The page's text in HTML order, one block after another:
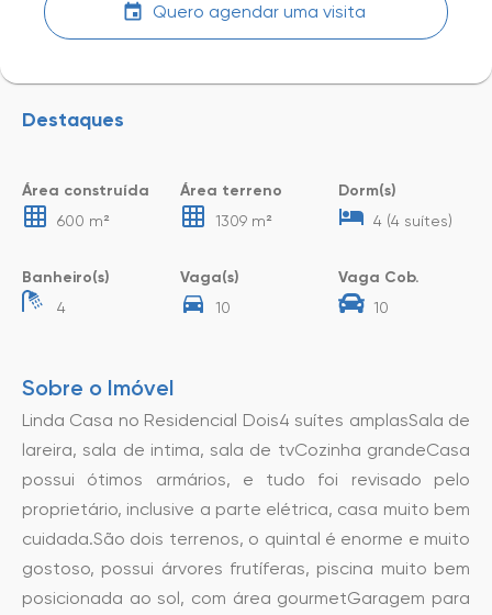
Quero agendar uma visita
Destaques
Área construída
600 m²
Área terreno
1309 m²
Dorm(s)
4 (4 suítes)
Banheiro(s)
4
Vaga(s)
10
Vaga Cob.
10
Sobre o Imóvel
Linda Casa no Residencial Dois4 suítes amplasSala de
lareira, sala de intima, sala de tvCozinha grandeCasa
possui ótimos armários, e tudo foi revisado pelo
proprietário, inclusive a parte elétrica, casa muito bem
cuidada.São dois terrenos, o quintal é enorme e muito
gostoso, possui árvores frutíferas, piscina muito bem
posicionada ao sol, com área gourmetGaragem para